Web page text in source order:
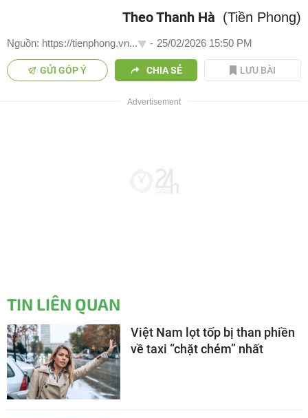
Theo Thanh Hà (Tiền Phong)
Nguồn: https://tienphong.vn... - 25/02/2026 15:50 PM
GỬI GÓP Ý CHIA SẺ LƯU BÀI
TIN LIÊN QUAN
Việt Nam lọt tốp bị than phiền
về taxi “chặt chém” nhất